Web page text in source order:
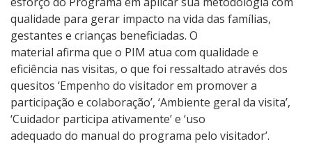
qualidade para gerar impacto na vida das famílias,
gestantes e crianças beneficiadas. O
material afirma que o PIM atua com qualidade e
eficiência nas visitas, o que foi ressaltado através dos
quesitos ‘Empenho do visitador em promover a
participação e colaboração’, ‘Ambiente geral da visita’,
‘Cuidador participa ativamente’ e ‘uso
adequado do manual do programa pelo visitador’.